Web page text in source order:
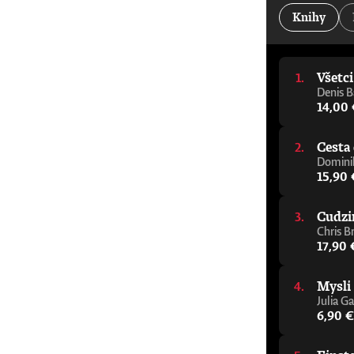
kancelár Oxfordskej univerzity„Jeden z
Alastair Campbell a Rory Stewart, podcast
pomôže vám zorientovať sa v tejto téme, aj
napísal elegantného a zrozumiteľného
porozumieť budúcnosti.“ - Julie Maxton,
varovný signál, ktorého cieľom je čo
mysliteľ, ktorý sa témou umelej inteligencie
sprievodcu premýšľaním o AI.“ - Tom
Knihy
Denis
14,00
15,90
Chris
17,90
Mysli
Julia
6,90 €